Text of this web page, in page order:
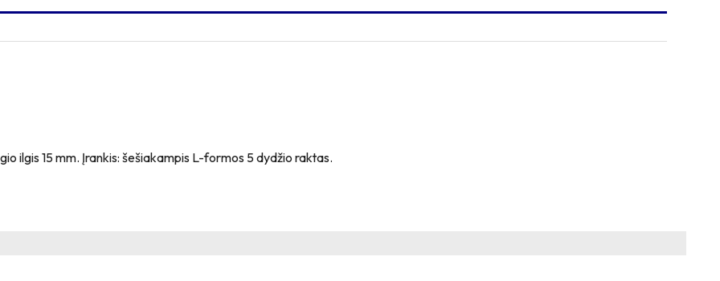
ilgis 15 mm. Įrankis: šešiakampis L-formos 5 dydžio raktas.